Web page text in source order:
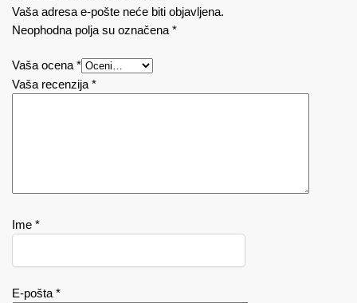
Vaša adresa e-pošte neće biti objavljena.
Neophodna polja su označena *
Vaša ocena *
Vaša recenzija *
Ime *
E-pošta *